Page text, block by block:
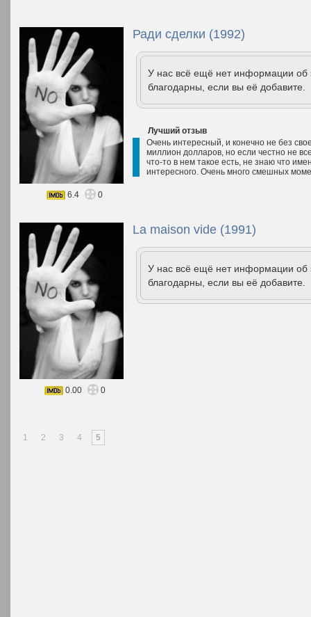
Ради сделки (1992)
У нас всё ещё нет информации
благодарны, если вы её добавите.
Лучший отзыв
Очень интересный, и конечно не без
миллион долларов, но если честно не
что-то в нем такое есть, не знаю что
интересного. Очень много смешных
6.4 0
La maison vide (1991)
У нас всё ещё нет информации
благодарны, если вы её добавите.
0.00 0
1 2 3 4 5